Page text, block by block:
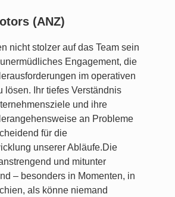
(ANZ)
nicht stolzer auf das Team sein
Engagement, die
im operativen
lösen. Ihr tiefes Verständnis
und ihre
an Probleme
für die
unserer Abläufe.Die
und mitunter
– besonders in Momenten, in
als könne niemand